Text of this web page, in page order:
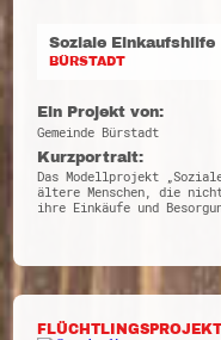
Soziale Einkaufshilfe
BÜRSTADT
Ein Projekt von:
Gemeinde Bürstadt
Kurzportrait:
Das Modellprojekt
ältere Menschen, die
ihre Einkäufe und